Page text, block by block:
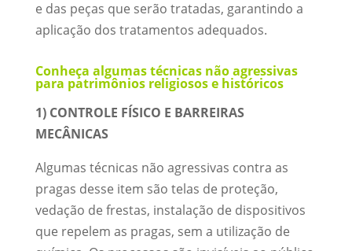
e das peças que serão tratadas, garantindo a
aplicação dos tratamentos adequados.
Conheça algumas técnicas não agressivas
para patrimônios religiosos e históricos
1) CONTROLE FÍSICO E BARREIRAS
MECÂNICAS
Algumas técnicas não agressivas contra as
pragas desse item são telas de proteção,
vedação de frestas, instalação de dispositivos
que repelem as pragas, sem a utilização de